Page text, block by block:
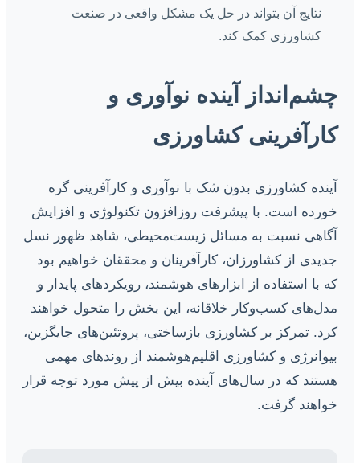
نتایج آن بتواند در حل یک مشکل واقعی در صنعت
کشاورزی کمک کند.
چشم‌انداز آینده نوآوری و
کارآفرینی کشاورزی
آینده کشاورزی بدون شک با نوآوری و کارآفرینی گره
خورده است. با پیشرفت روزافزون تکنولوژی و افزایش
آگاهی نسبت به مسائل زیست‌محیطی، شاهد ظهور نسل
جدیدی از کشاورزان، کارآفرینان و محققان خواهیم بود
که با استفاده از ابزارهای هوشمند، رویکردهای پایدار و
مدل‌های کسب‌وکار خلاقانه، این بخش را متحول خواهند
کرد. تمرکز بر کشاورزی بازساختی، پروتئین‌های جایگزین،
بیوانرژی و کشاورزی اقلیم‌هوشمند از روندهای مهمی
هستند که در سال‌های آینده بیش از پیش مورد توجه قرار
خواهند گرفت.